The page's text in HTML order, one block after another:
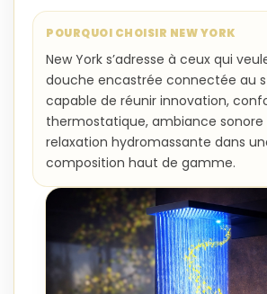
POURQUOI CHOISIR NEW YORK
New York s’adresse à ceux qui
douche encastrée connectée au
capable de réunir innovation,
thermostatique, ambiance sonore
relaxation hydromassante dans
composition haut de gamme.